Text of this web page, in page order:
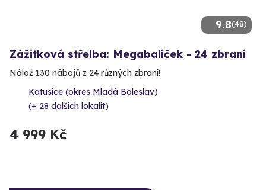
9.8(48)
Zážitková střelba: Megabalíček - 24 zbraní
Nálož 130 nábojů z 24 různých zbraní!
Katusice (okres Mladá Boleslav)
(+ 28 dalších lokalit)
4 999 Kč